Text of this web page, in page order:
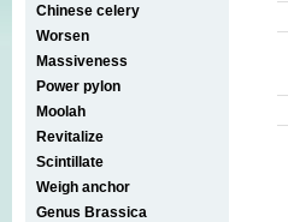
Chinese celery
Worsen
Massiveness
Power pylon
Moolah
Revitalize
Scintillate
Weigh anchor
Genus Brassica